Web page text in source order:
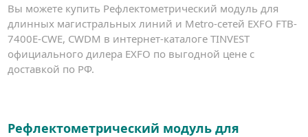
Вы можете купить Рефлектометрический модуль для
длинных магистральных линий и Metro-сетей EXFO FTB-
7400E-CWE, CWDM в интернет-каталоге TINVEST
официального дилера EXFO по выгодной цене с
доставкой по РФ.
Рефлектометрический модуль для